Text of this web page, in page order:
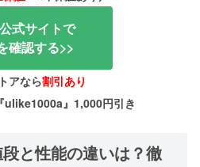
式サイトで
確認する>>
アなら割引あり
ulike1000a』1,000円引き
と性能の違いは？徹